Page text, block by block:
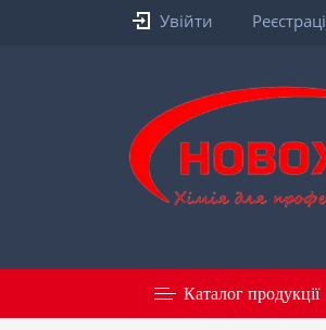
Увійти
Каталог продукції